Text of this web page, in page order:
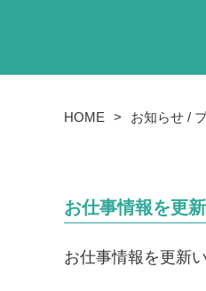
HOME お知らせ /
お仕事情報を更
お仕事情報を更新